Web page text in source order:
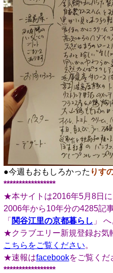
●今週もおもしろかった りす
*****************
★本サイトは2016年5月8日に
2006年から10年分の4285記
「 関谷江里の京都暮らし 」 へ
★クラブエリー新規登録お気
こちらをご覧ください。
★速報はfacebookをご覧くだ
*****************